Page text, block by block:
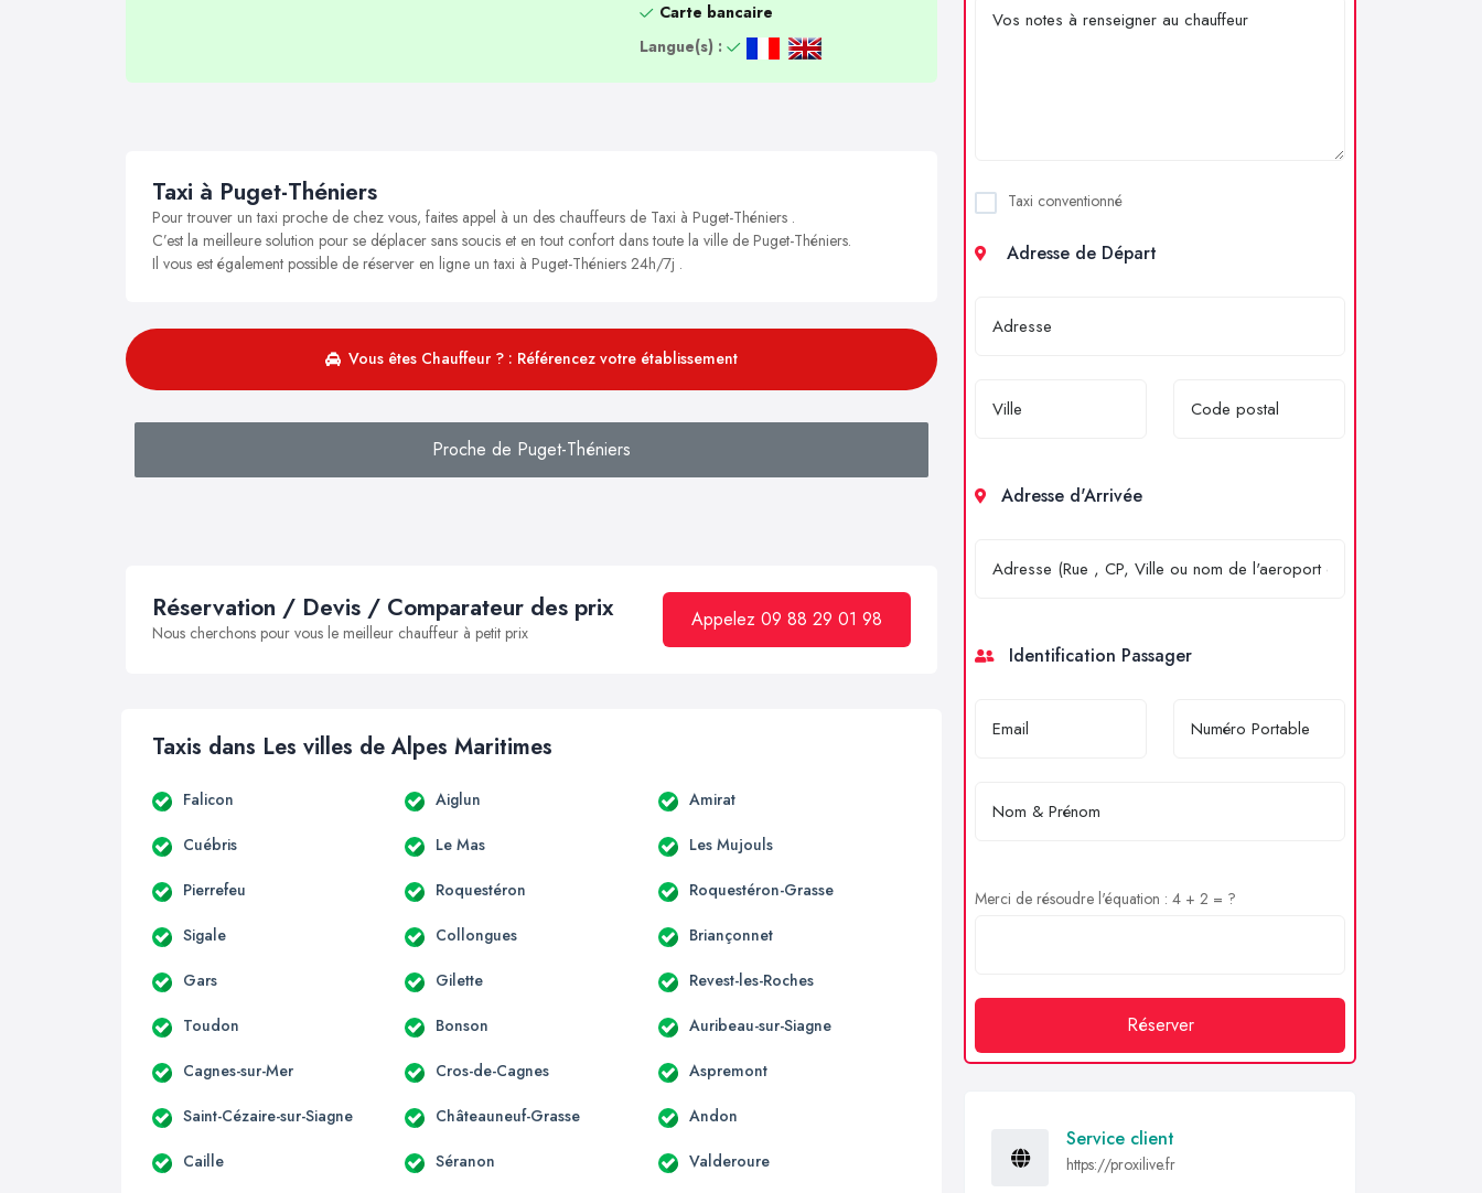
Carte bancaire
Langue(s) :
Taxi à Puget-Théniers
Pour trouver un taxi proche de chez vous, faites appel à un des chauffeurs de Taxi à Puget-Théniers .
C’est la meilleure solution pour se déplacer sans soucis et en tout confort dans toute la ville de Puget-Théniers.
Il vous est également possible de réserver en ligne un taxi à Puget-Théniers 24h/7j .
Vous êtes Chauffeur ? : Référencez votre établissement
Proche de Puget-Théniers
Réservation / Devis / Comparateur des prix
Nous cherchons pour vous le meilleur chauffeur à petit prix
Appelez 09 88 29 01 98
Taxis dans Les villes de Alpes Maritimes
Falicon Aiglun Amirat
Cuébris Le Mas Les Mujouls
Pierrefeu Roquestéron Roquestéron-Grasse
Sigale Collongues Briançonnet
Gars Gilette Revest-les-Roches
Toudon Bonson Auribeau-sur-Siagne
Cagnes-sur-Mer Cros-de-Cagnes Aspremont
Saint-Cézaire-sur-Siagne Châteauneuf-Grasse Andon
Caille Séranon Valderoure
Taxi conventionné
Adresse de Départ
Adresse d'Arrivée
Identification Passager
Merci de résoudre l'équation : 4 + 2 = ?
Réserver
Service client
https://proxilive.fr